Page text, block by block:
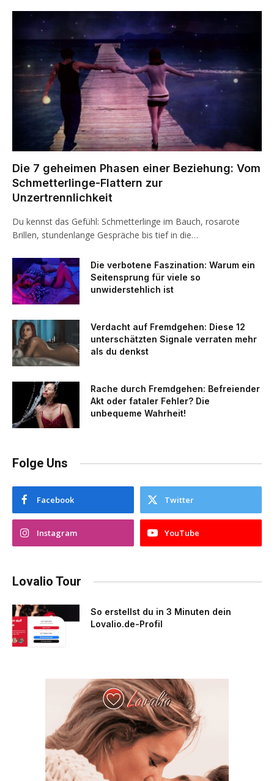
Die 7 geheimen Phasen einer Beziehung: Vom
Schmetterlinge-Flattern zur
Unzertrennlichkeit
Du kennst das Gefühl: Schmetterlinge im Bauch, rosarote
Brillen, stundenlange Gespräche bis tief in die…
Die verbotene Faszination: Warum ein
Seitensprung für viele so
unwiderstehlich ist
Verdacht auf Fremdgehen: Diese 12
unterschätzten Signale verraten mehr
als du denkst
Rache durch Fremdgehen: Befreiender
Akt oder fataler Fehler? Die
unbequeme Wahrheit!
Folge Uns
Facebook Twitter
Instagram YouTube
Lovalio Tour
So erstellst du in 3 Minuten dein
Lovalio.de-Profil